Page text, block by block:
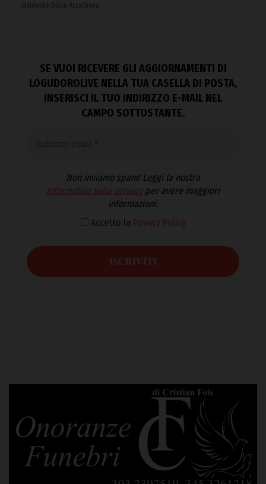
Incidente Olbia-Arzachena
SE VUOI RICEVERE GLI AGGIORNAMENTI DI
LOGUDOROLIVE NELLA TUA CASELLA DI POSTA,
INSERISCI IL TUO INDIRIZZO E-MAIL NEL
CAMPO SOTTOSTANTE.
Non inviamo spam! Leggi la nostra
Informativa sulla privacyper avere maggiori
informazioni.
Accetto la Privacy Policy